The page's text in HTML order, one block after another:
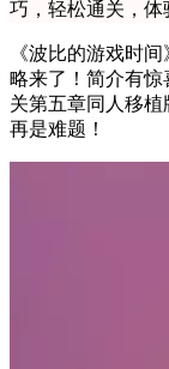
巧，轻松通关，体
《波比的游戏时
略来了！简介有惊
关第五章同人移
再是难题！